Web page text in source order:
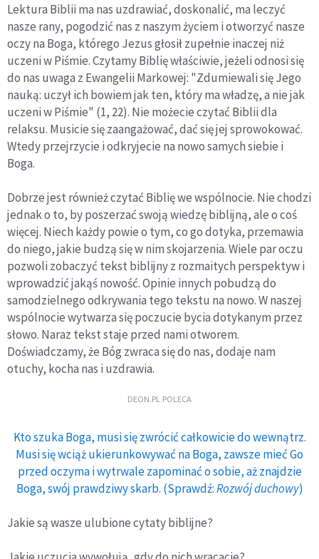
Lektura Biblii ma nas uzdrawiać, doskonalić, ma leczyć
nasze rany, pogodzić nas z naszym życiem i otworzyć nasze
oczy na Boga, którego Jezus głosił zupełnie inaczej niż
uczeni w Piśmie. Czytamy Biblię właściwie, jeżeli odnosi się
do nas uwaga z Ewangelii Markowej: "Zdumiewali się Jego
nauką: uczył ich bowiem jak ten, który ma władzę, a nie jak
uczeni w Piśmie" (1, 22). Nie możecie czytać Biblii dla
relaksu. Musicie się zaangażować, dać się jej sprowokować.
Wtedy przejrzycie i odkryjecie na nowo samych siebie i
Boga.
Dobrze jest również czytać Biblię we wspólnocie. Nie chodzi
jednak o to, by poszerzać swoją wiedzę biblijną, ale o coś
więcej. Niech każdy powie o tym, co go dotyka, przemawia
do niego, jakie budzą się w nim skojarzenia. Wiele par oczu
pozwoli zobaczyć tekst biblijny z rozmaitych perspektyw i
wprowadzić jakąś nowość. Opinie innych pobudzą do
samodzielnego odkrywania tego tekstu na nowo. W naszej
wspólnocie wytwarza się poczucie bycia dotykanym przez
słowo. Naraz tekst staje przed nami otworem.
Doświadczamy, że Bóg zwraca się do nas, dodaje nam
otuchy, kocha nas i uzdrawia.
DEON.PL POLECA
Kto szuka Boga, musi się zwrócić całkowicie do wewnątrz.
Musi się wciąż ukierunkowywać na Boga, zawsze mieć Go
przed oczyma i wytrwale zapominać o sobie, aż znajdzie
Boga, swój prawdziwy skarb. (Sprawdź:Rozwój duchowy)
Jakie są wasze ulubione cytaty biblijne?